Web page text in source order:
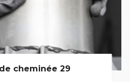
cheminée 29